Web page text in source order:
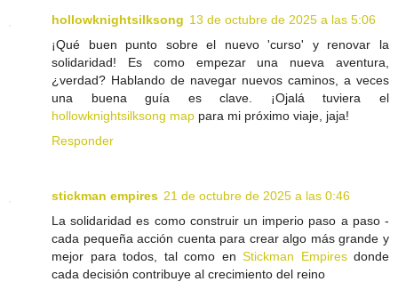
hollowknightsilksong 13 de octubre de 2025 a las 5:06
¡Qué buen punto sobre el nuevo 'curso' y renovar la
solidaridad! Es como empezar una nueva aventura,
¿verdad? Hablando de navegar nuevos caminos, a veces
una buena guía es clave. ¡Ojalá tuviera el
hollowknightsilksong map para mi próximo viaje, jaja!
Responder
stickman empires 21 de octubre de 2025 a las 0:46
La solidaridad es como construir un imperio paso a paso -
cada pequeña acción cuenta para crear algo más grande y
mejor para todos, tal como en Stickman Empiresdonde
cada decisión contribuye al crecimiento del reino